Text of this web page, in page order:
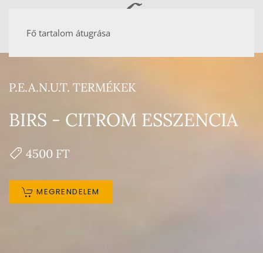
Fő tartalom átugrása
P.E.A.N.U.T. TERMÉKEK
BIRS - CITROM ESSZENCIA
4500 FT
MEGRENDELEM